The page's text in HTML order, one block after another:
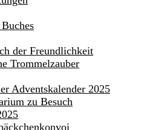
der Freundlichkeit
Trommelzauber
Adventskalender 2025
zu Besuch